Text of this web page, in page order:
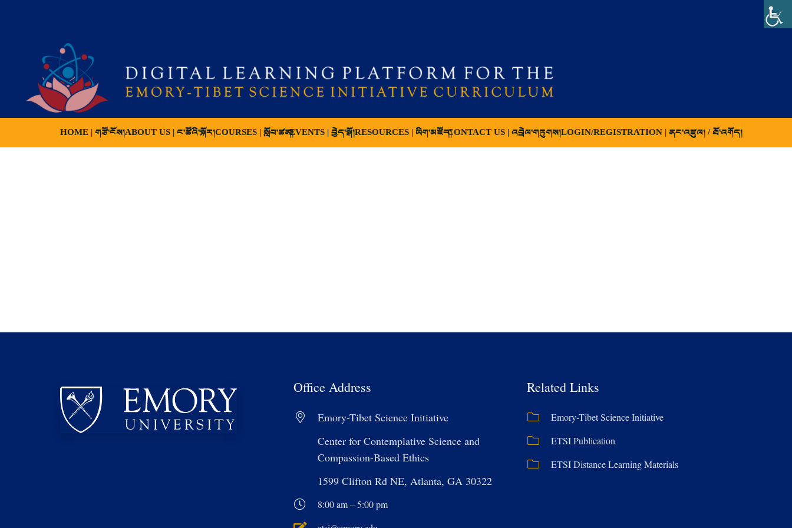
HOME | གཙོ་ངོས།ABOUT US | ང་ཚོའི་སྐོར།COURSES | སློབ་ཚན།EVENTS | བྱེད་སྒོ།RESOURCES | ཡིག་མཛོད།CONTACT US | འབྲེལ་གཏུགས།LOGIN/REGISTRATION | ནང་འཛུལ། / ཐོ་འགོད།
Office Address
Emory-Tibet Science Initiative
Center for Contemplative Science and
Compassion-Based Ethics
1599 Clifton Rd NE, Atlanta, GA 30322
8:00 am – 5:00 pm
Related Links
Emory-Tibet Science Initiative
ETSI Publication
ETSI Distance Learning Materials